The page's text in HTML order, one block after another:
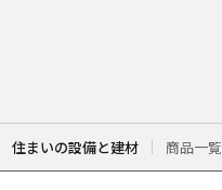
住まいの設備と建材 商品一覧